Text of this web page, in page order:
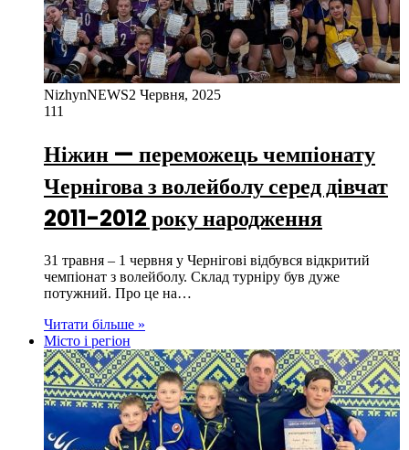
NizhynNEWS2 Червня, 2025
111
Ніжин — переможець чемпіонату
Чернігова з волейболу серед дівчат
2011-2012 року народження
31 травня – 1 червня у Чернігові відбувся відкритий
чемпіонат з волейболу. Склад турніру був дуже
потужний. Про це на…
Читати більше »
Місто і регіон